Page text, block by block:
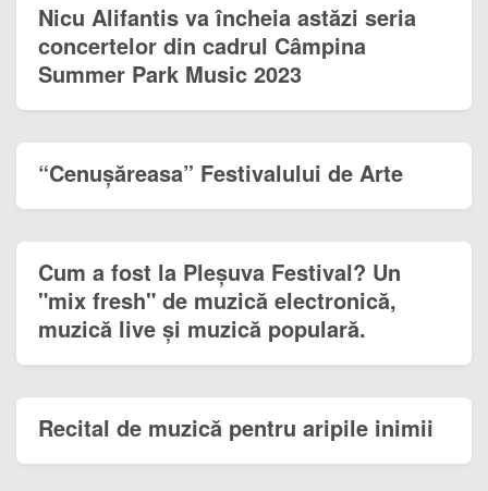
Nicu Alifantis va încheia astăzi seria
concertelor din cadrul Câmpina
Summer Park Music 2023
“Cenuşăreasa” Festivalului de Arte
Cum a fost la Pleșuva Festival? Un
"mix fresh" de muzică electronică,
muzică live și muzică populară.
Recital de muzică pentru aripile inimii